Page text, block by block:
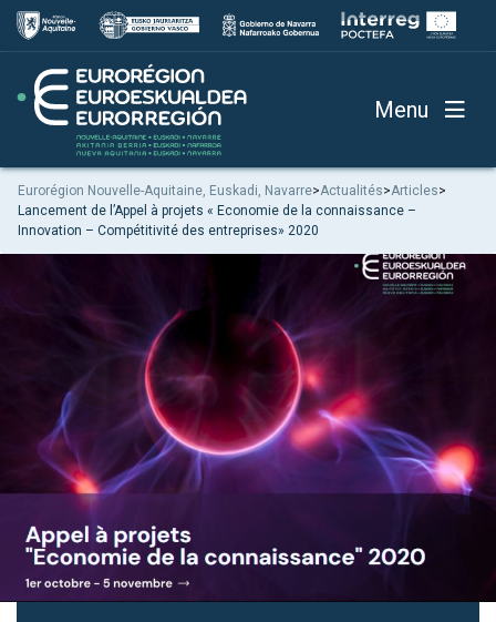
Menu
Eurorégion Nouvelle-Aquitaine, Euskadi, Navarre>Actualités>Articles>
Lancement de l’Appel à projets « Economie de la connaissance –
Innovation – Compétitivité des entreprises» 2020